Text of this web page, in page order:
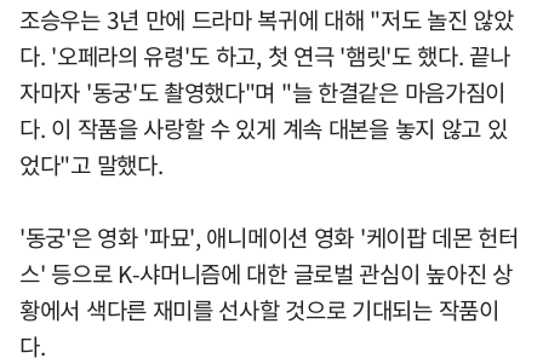
조승우는 3년 만에 드라마 복귀에 대해 "저도 놀진 않았
다. '오페라의 유령'도 하고, 첫 연극 '햄릿'도 했다. 끝나
자마자 '동궁'도 촬영했다"며 "늘 한결같은 마음가짐이
다. 이 작품을 사랑할 수 있게 계속 대본을 놓지 않고 있
었다"고 말했다.
'동궁'은 영화 '파묘', 애니메이션 영화 '케이팝 데몬 헌터
스' 등으로 K-샤머니즘에 대한 글로벌 관심이 높아진 상
황에서 색다른 재미를 선사할 것으로 기대되는 작품이
다.